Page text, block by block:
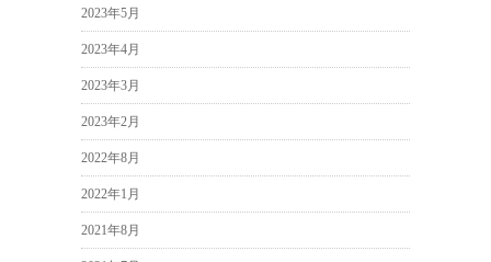
2023年5月
2023年4月
2023年3月
2023年2月
2022年8月
2022年1月
2021年8月